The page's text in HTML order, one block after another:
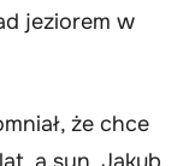
jeziorem w
że chce